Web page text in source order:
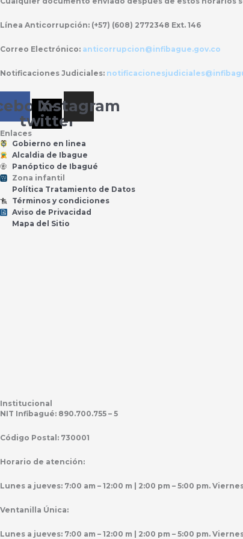
Línea Anticorrupción: (+57) (608) 2772348 Ext. 146
Correo Electrónico: anticorrupcion@infibague.gov.co
Notificaciones Judiciales:
X-
twitter
Instagram
Enlaces
Gobierno en linea
Alcaldia de Ibague
Panóptico de Ibagué
Zona infantil
Política Tratamiento de Datos
Términos y condiciones
Aviso de Privacidad
Mapa del Sitio
Institucional
NIT Infibagué: 890.700.755 – 5
Código Postal: 730001
Horario de atención:
Lunes a jueves: 7:00 am – 12:00 m | 2:00 pm – 5:00 pm.
Ventanilla Única:
Lunes a jueves: 7:00 am – 12:00 m | 2:00 pm – 5:00 pm.